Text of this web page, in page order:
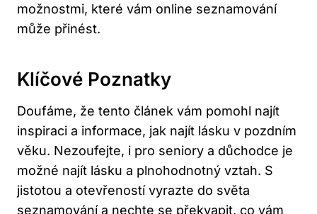
možnostmi, které vám online seznamování
může přinést.
Klíčové Poznatky
Doufáme, že tento článek vám pomohl najít
inspiraci a informace, jak najít lásku v pozdním
věku. Nezoufejte, i pro seniory a důchodce je
možné najít lásku a plnohodnotný vztah. S
jistotou a otevřeností vyrazte do světa
seznamování a nechte se překvapit, co vám